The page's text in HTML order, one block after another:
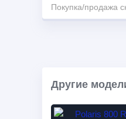
Покупка/продажа
Другие